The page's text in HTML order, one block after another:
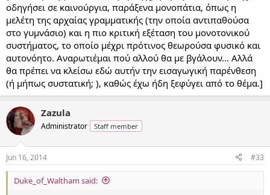
οδηγήσει σε καινούργια, παράξενα μονοπάτια, όπως η
μελέτη της αρχαίας γραμματικής (την οποία αντιπαθούσα
στο γυμνάσιο) και η πιο κριτική εξέταση του μονοτονικού
συστήματος, το οποίο μέχρι πρότινος θεωρούσα φυσικό και
αυτονόητο. Αναρωτιέμαι πού αλλού θα με βγάλουν... Αλλά
θα πρέπει να κλείσω εδώ αυτήν την εισαγωγική παρένθεση
(ή μήπως συστατική; ), καθώς έχω ήδη ξεφύγει από το θέμα.]
Zazula
Administrator Staff member
Jun 16, 2014 #33
Duke_of_Waltham said: